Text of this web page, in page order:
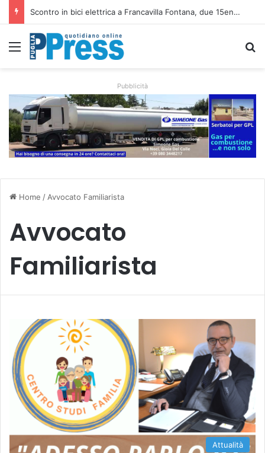
Scontro in bici elettrica a Francavilla Fontana, due 15enni ricoverati in gravi condizioni
Menu
Pubblicità
Home / Avvocato Familiarista
Avvocato
Familiarista
Attualità